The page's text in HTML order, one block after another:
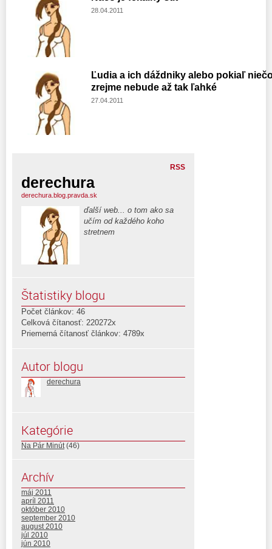
28.04.2011
Ľudia a ich dáždniky alebo pokiaľ
zrejme nebude až tak ľahké
27.04.2011
RSS
derechura
derechura.blog.pravda.sk
ďalší web... o tom ako sa
učím od každého koho
stretnem
Štatistiky blogu
Počet článkov: 46
Celková čítanosť: 220272x
Priemerná čítanosť článkov: 4789x
Autor blogu
derechura
Kategórie
Na Pár Minút(46)
Archív
máj 2011
apríl 2011
október 2010
september 2010
august 2010
júl 2010
jún 2010